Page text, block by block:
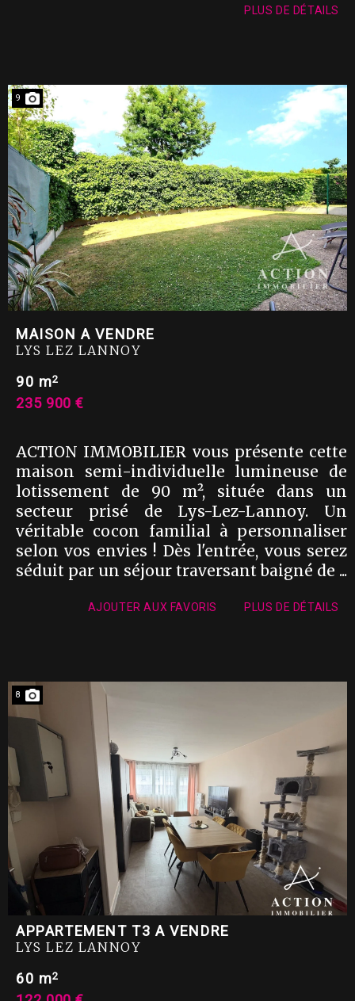
PLUS DE DÉTAILS
9
MAISON A VENDRE
LYS LEZ LANNOY
90 m2
235 900 €
ACTION IMMOBILIER vous présente cette
maison semi-individuelle lumineuse de
lotissement de 90 m², située dans un
secteur prisé de Lys-Lez-Lannoy. Un
véritable cocon familial à personnaliser
selon vos envies ! Dès l'entrée, vous serez
séduit par un séjour traversant baigné de ...
AJOUTER AUX FAVORIS PLUS DE DÉTAILS
8
APPARTEMENT T3 A VENDRE
LYS LEZ LANNOY
60 m2